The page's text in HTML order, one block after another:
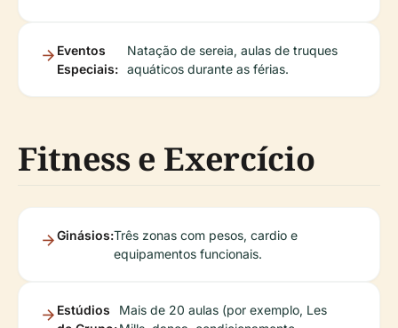
Eventos
Especiais:
Natação de sereia, aulas de truques
aquáticos durante as férias.
Fitness e Exercício
Ginásios:Três zonas com pesos, cardio e
equipamentos funcionais.
Estúdios
Mais de 20 aulas (por exemplo, Les